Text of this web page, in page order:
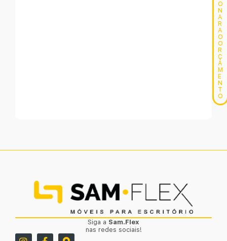
O
N
A
R
A
O
O
R
Ç
A
M
E
N
T
O
Siga a Sam.Flex
nas redes sociais!